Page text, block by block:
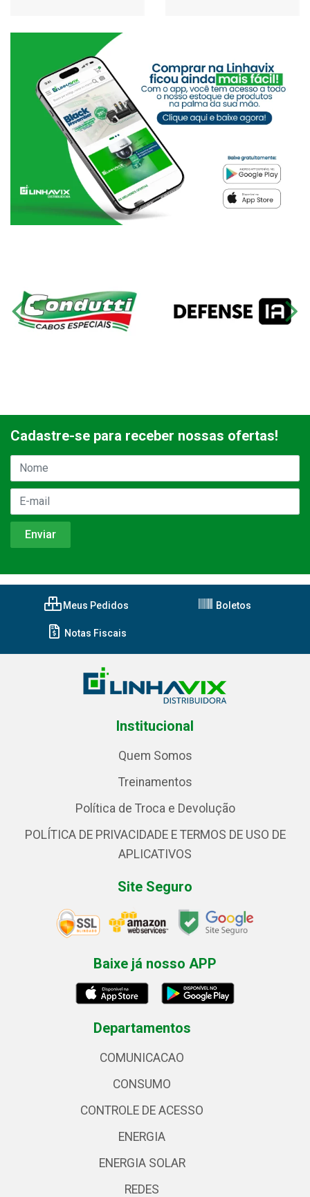
Cadastre-se para receber nossas ofertas!
Meus Pedidos Boletos
Notas Fiscais
Institucional
Quem Somos
Treinamentos
Política de Troca e Devolução
POLÍTICA DE PRIVACIDADE E TERMOS DE USO DE
APLICATIVOS
Site Seguro
Baixe já nosso APP
Departamentos
COMUNICACAO
CONSUMO
CONTROLE DE ACESSO
ENERGIA
ENERGIA SOLAR
REDES